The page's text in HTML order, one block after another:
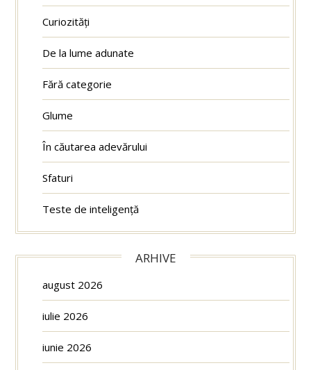
Curiozități
De la lume adunate
Fără categorie
Glume
În căutarea adevărului
Sfaturi
Teste de inteligență
ARHIVE
august 2026
iulie 2026
iunie 2026